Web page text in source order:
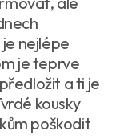
nejlépe
je teprve
a ti je
kousky
poškodit